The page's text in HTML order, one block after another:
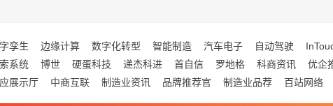
孪生 边缘计算 数字化转型 智能制造 汽车电子 自动驾驶
系统 博世 硬蛋科技 递杰科进 首自信 罗地格 科商资讯 优企
展示厅 中商互联 制造业资讯 品牌推荐官 制造业品荐 百站网络